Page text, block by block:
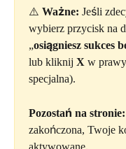
⚠️ Ważne: Jeśli
wybierz przycisk na
„osiągniesz sukces
lub kliknij X w
specjalna).
Pozostań na stronie:
zakończona, Twoje
aktywowane.